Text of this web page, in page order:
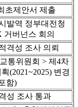
초제안서 제출
발역 정부대전청
거버넌스 회의
격성 조사 의뢰
통위원회 > 제4차
(2021~2025) 변경
함)
성 조사 통과